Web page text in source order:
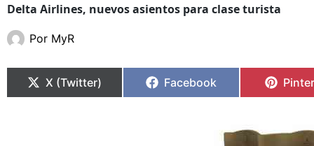
Delta Airlines, nuevos asientos para clase turista
Por MyR
en
X (Twitter)
en
Facebook
en
en
en
en